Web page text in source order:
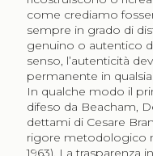
come crediamo
sempre in grado di
genuino o autentico
senso, l’autenticità
permanente in
In qualche modo il
difeso da Beacham,
dettami di Cesare
rigore metodologico
1963). La trasparenza